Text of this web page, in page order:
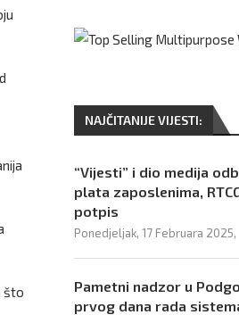
što
NAJČITANIJE VIJESTI:
“Vijesti” i dio medija
plata zaposlenima,
potpis
Ponedjeljak, 17 Februara 2025,
Pametni nadzor u
prvog dana rada